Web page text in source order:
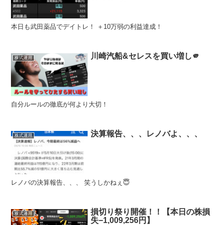
本日も武田薬品でデイトレ！ ＋10万弱の利益達成！
株式運用 川崎汽船&セレスを買い増し🫵
自分ルールの徹底が何より大切！
株式運用 決算報告、、、レノバよ、、、
レノバの決算報告、、、 笑うしかねぇ😇
株式運用
損切り祭り開催！！【本日の株損
失−1,009,256円】